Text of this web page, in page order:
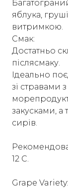
яблука,
витримкою.
Смак:
Достатньо
післясмаку.
Ідеально
зі стравами
закусками, а
сирів.
12 С.
Grape